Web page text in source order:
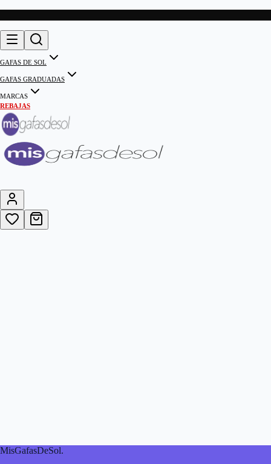
GAFAS DE SOL
GAFAS GRADUADAS
MARCAS
REBAJAS
MisGafasDeSol.